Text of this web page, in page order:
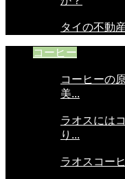
タイの不動
コーヒー
コーヒーの
美...
ラオスには
り...
ラオスコー